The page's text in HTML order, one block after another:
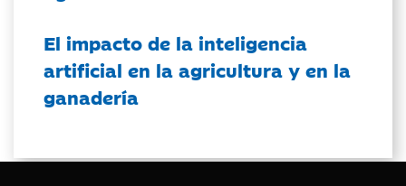
El impacto de la inteligencia
artificial en la agricultura y en la
ganadería